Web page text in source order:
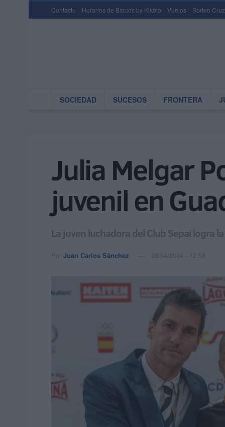
Contacto Horarios de Barcos by Kikoto Vuelos Sorteo
SOCIEDAD SUCESOS FRONTERA
Julia Melgar
juvenil en
La joven luchadora del Club Sepai logra
Por Juan Carlos Sánchez 28/04/2024 - 12:58